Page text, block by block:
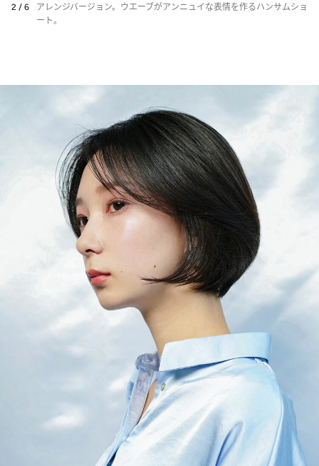
2 / 6
アレンジバージョン。ウエーブがアンニュイな表情を作るハンサムショ
ート。